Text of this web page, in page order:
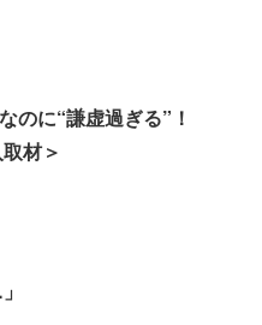
のに“謙虚過ぎる”！
材＞